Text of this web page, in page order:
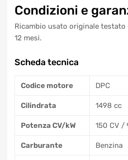
Condizioni e
Ricambio usato originale testato
12 mesi.
Scheda tecnica
Codice motore DPC
Cilindrata 1498 cc
Potenza CV/kW 150 CV /
Carburante Benzina